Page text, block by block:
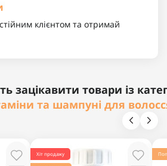
клієнтом та отримай
зацікавити товари із
та шампуні для
Хіт продажу